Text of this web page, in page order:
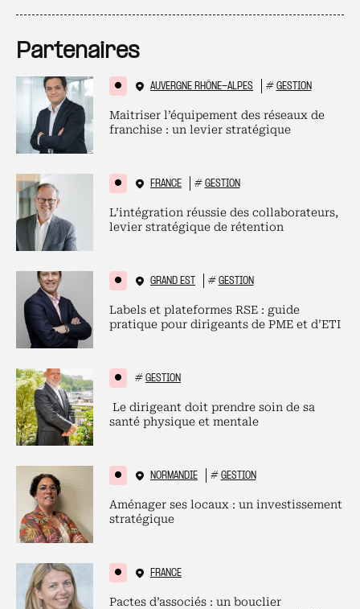
Partenaires
AUVERGNE RHÔNE-ALPES # GESTION
Maitriser l’équipement des réseaux de
franchise : un levier stratégique
FRANCE # GESTION
L’intégration réussie des collaborateurs,
levier stratégique de rétention
GRAND EST # GESTION
Labels et plateformes RSE : guide
pratique pour dirigeants de PME et d’ETI
# GESTION
Le dirigeant doit prendre soin de sa
santé physique et mentale
NORMANDIE # GESTION
Aménager ses locaux : un investissement
stratégique
FRANCE
Pactes d’associés : un bouclier